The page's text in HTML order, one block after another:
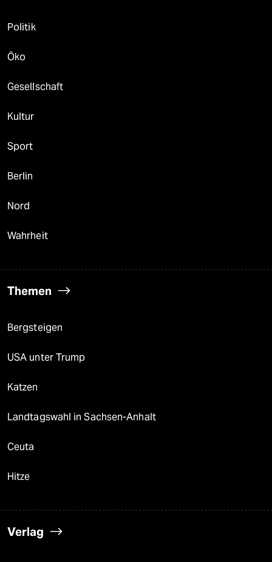
Politik
Öko
Gesellschaft
Kultur
Sport
Berlin
Nord
Wahrheit
Themen
Bergsteigen
USA unter Trump
Katzen
Landtagswahl in Sachsen-Anhalt
Ceuta
Hitze
Verlag